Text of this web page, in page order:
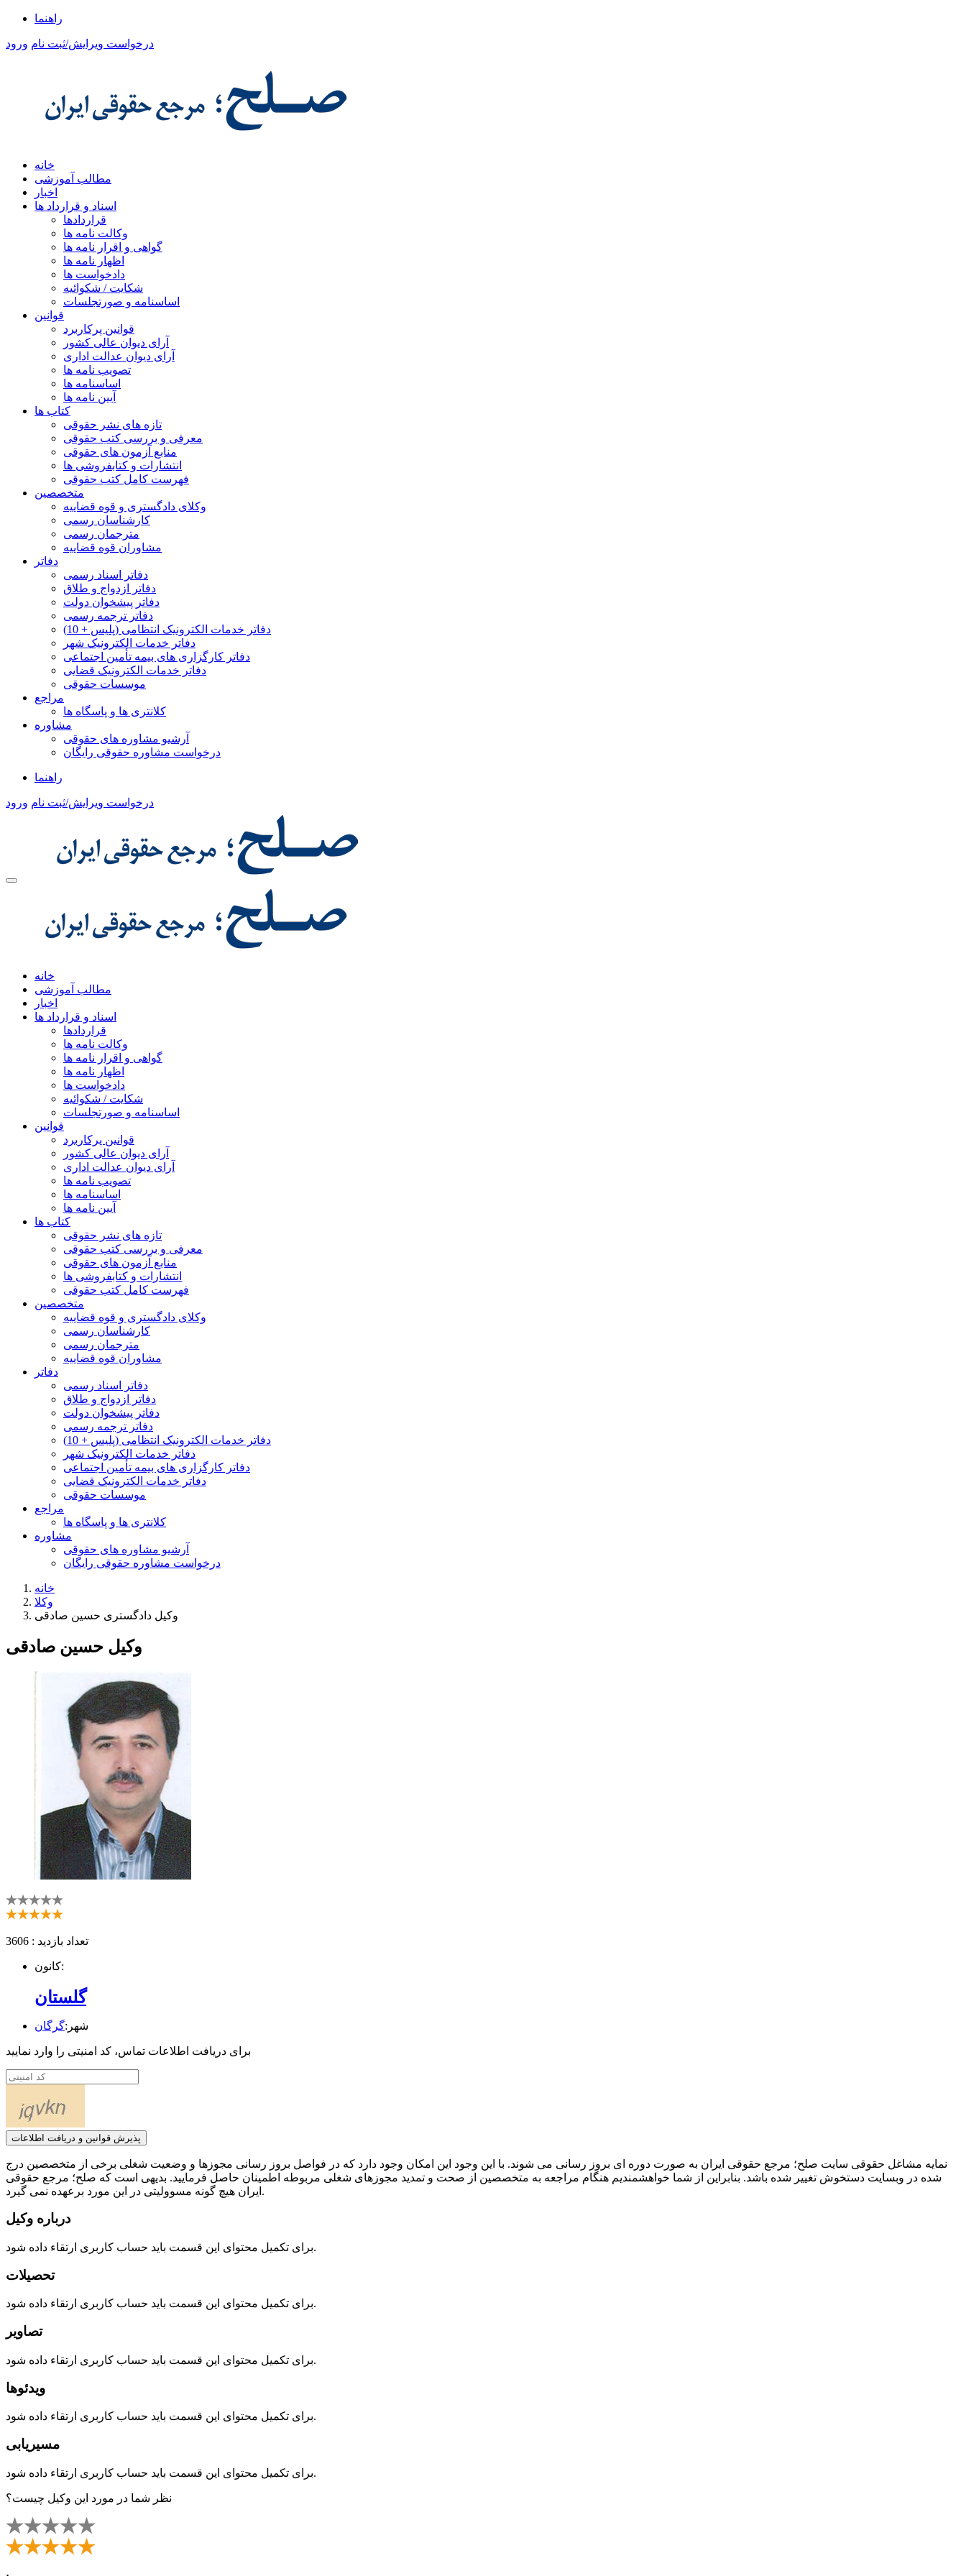
راهنما
درخواست ویرایش/ثبت نام ورود
خانه
مطالب آموزشی
اخبار
اسناد و قرارداد ها
قراردادها
وکالت نامه ها
گواهی و اقرار نامه ها
اظهار نامه ها
دادخواست ها
شکایت / شکوائیه
اساسنامه و صورتجلسات
قوانین
قوانین پرکاربرد
آرای دیوان عالی کشور
آرای دیوان عدالت اداری
تصویب نامه ها
اساسنامه ها
آیین نامه ها
کتاب ها
تازه های نشر حقوقی
معرفی و بررسی کتب حقوقی
منابع آزمون های حقوقی
انتشارات و کتابفروشی ها
فهرست کامل کتب حقوقی
متخصصین
وکلای دادگستری و قوه قضاییه
کارشناسان رسمی
مترجمان رسمی
مشاوران قوه قضاییه
دفاتر
دفاتر اسناد رسمی
دفاتر ازدواج و طلاق
دفاتر پیشخوان دولت
دفاتر ترجمه رسمی
دفاتر خدمات الکترونیک انتظامی (پلیس + 10)
دفاتر خدمات الکترونیک شهر
دفاتر کارگزاری های بیمه تأمین اجتماعی
دفاتر خدمات الکترونیک قضایی
موسسات حقوقی
مراجع
کلانتری ها و پاسگاه ها
مشاوره
آرشیو مشاوره های حقوقی
درخواست مشاوره حقوقی رایگان
راهنما
درخواست ویرایش/ثبت نام ورود
خانه
مطالب آموزشی
اخبار
اسناد و قرارداد ها
قراردادها
وکالت نامه ها
گواهی و اقرار نامه ها
اظهار نامه ها
دادخواست ها
شکایت / شکوائیه
اساسنامه و صورتجلسات
قوانین
قوانین پرکاربرد
آرای دیوان عالی کشور
آرای دیوان عدالت اداری
تصویب نامه ها
اساسنامه ها
آیین نامه ها
کتاب ها
تازه های نشر حقوقی
معرفی و بررسی کتب حقوقی
منابع آزمون های حقوقی
انتشارات و کتابفروشی ها
فهرست کامل کتب حقوقی
متخصصین
وکلای دادگستری و قوه قضاییه
کارشناسان رسمی
مترجمان رسمی
مشاوران قوه قضاییه
دفاتر
دفاتر اسناد رسمی
دفاتر ازدواج و طلاق
دفاتر پیشخوان دولت
دفاتر ترجمه رسمی
دفاتر خدمات الکترونیک انتظامی (پلیس + 10)
دفاتر خدمات الکترونیک شهر
دفاتر کارگزاری های بیمه تأمین اجتماعی
دفاتر خدمات الکترونیک قضایی
موسسات حقوقی
مراجع
کلانتری ها و پاسگاه ها
مشاوره
آرشیو مشاوره های حقوقی
درخواست مشاوره حقوقی رایگان
خانه
وکلا
وکیل دادگستری حسین صادقی
وکیل حسین صادقی
تعداد بازدید : 3606
کانون:
گلستان
شهر:گرگان
برای دریافت اطلاعات تماس، کد امنیتی را وارد نمایید
پذیرش قوانین و دریافت اطلاعات
نمایه مشاغل حقوقی سایت صلح؛ مرجع حقوقی ایران به صورت دوره ای بروز رسانی می شوند. با این وجود این امکان وجود دارد که در فواصل بروز رسانی مجوزها و وضعیت شغلی برخی از متخصصین درج
شده در وبسایت دستخوش تغییر شده باشد. بنابراین از شما خواهشمندیم هنگام مراجعه به متخصصین از صحت و تمدید مجوزهای شغلی مربوطه اطمینان حاصل فرمایید. بدیهی است که صلح؛ مرجع حقوقی
ایران هیچ گونه مسوولیتی در این مورد برعهده نمی گیرد.
درباره وکیل
برای تکمیل محتوای این قسمت باید حساب کاربری ارتقاء داده شود.
تحصیلات
برای تکمیل محتوای این قسمت باید حساب کاربری ارتقاء داده شود.
تصاویر
برای تکمیل محتوای این قسمت باید حساب کاربری ارتقاء داده شود.
ویدئوها
برای تکمیل محتوای این قسمت باید حساب کاربری ارتقاء داده شود.
مسیریابی
برای تکمیل محتوای این قسمت باید حساب کاربری ارتقاء داده شود.
نظر شما در مورد این وکیل چیست؟